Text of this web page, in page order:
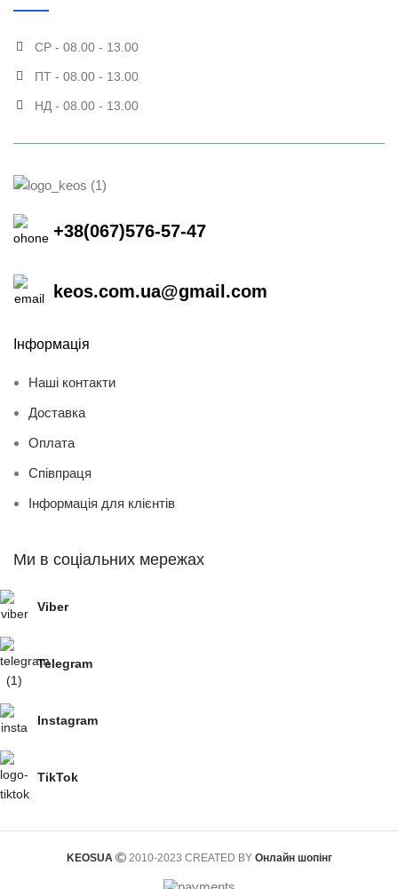
СР - 08.00 - 13.00
ПТ - 08.00 - 13.00
НД - 08.00 - 13.00
+38(067)576-57-47
keos.com.ua@gmail.com
Інформація
Наші контакти
Доставка
Оплата
Співпраця
Інформація для клієнтів
Ми в соціальних мережах
Viber
Telegram
Instagram
TikTok
KEOSUA 2010-2023 CREATED BY Онлайн шопінг